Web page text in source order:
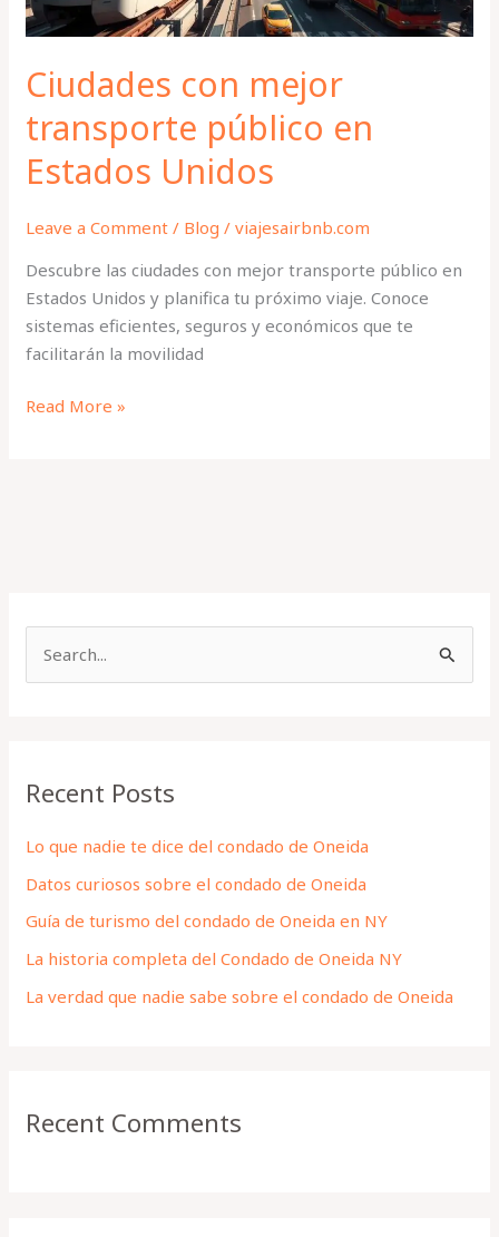
Ciudades con mejor
transporte público en
Estados Unidos
Leave a Comment / Blog /viajesairbnb.com
Descubre las ciudades con mejor transporte público en
Estados Unidos y planifica tu próximo viaje. Conoce
sistemas eficientes, seguros y económicos que te
facilitarán la movilidad
Read More »
c
f
o
r
:
Recent Posts
Lo que nadie te dice del condado de Oneida
Datos curiosos sobre el condado de Oneida
Guía de turismo del condado de Oneida en NY
La historia completa del Condado de Oneida NY
La verdad que nadie sabe sobre el condado de Oneida
Recent Comments